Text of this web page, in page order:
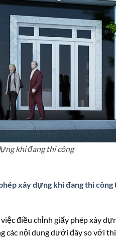
khi đang thi công
xây dựng khi đang thi công
điều chỉnh giấy phép xây
nội dung dưới đây so với